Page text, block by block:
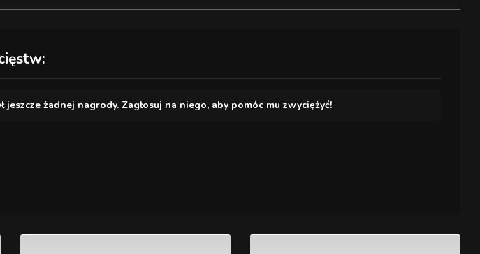
jeszcze żadnej nagrody. Zagłosuj na niego, aby pomóc mu zwyciężyć!